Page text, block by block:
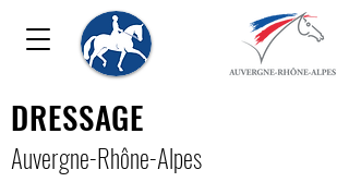
DRESSAGE
Auvergne-Rhône-Alpes